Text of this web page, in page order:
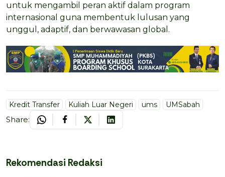
untuk mengambil peran aktif dalam program
internasional guna membentuk lulusan yang
unggul, adaptif, dan berwawasan global.
Kredit Transfer Kuliah Luar Negeri ums UMSabah
Share:
Rekomendasi Redaksi